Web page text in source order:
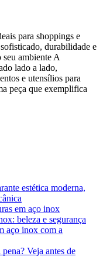
para shoppings e
durabilidade e
ambiente A
lado a lado,
e utensílios para
peça que exemplifica
estética moderna,
em aço inox
beleza e segurança
aço inox com a
Veja antes de